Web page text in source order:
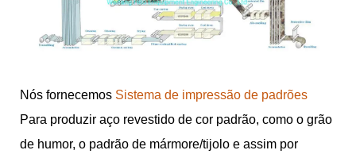
Nós fornecemos Sistema de impressão de padrões
Para produzir aço revestido de cor padrão, como o grão
de humor, o padrão de mármore/tijolo e assim por